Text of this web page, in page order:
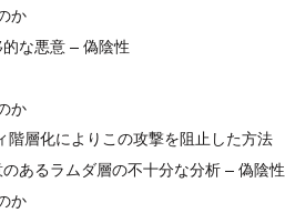
か
な悪意 – 偽陰性
か
階層化によりこの攻撃を阻止した方法
あるラムダ層の不十分な分析 – 偽陰性
か